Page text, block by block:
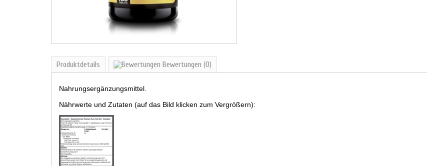
Produktdetails Bewertungen (0)
Nahrungsergänzungsmittel.
Nährwerte und Zutaten (auf das Bild klicken zum Vergrößern):